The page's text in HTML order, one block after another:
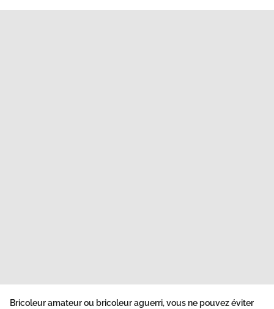
Bricoleur amateur ou bricoleur aguerri, vous ne pouvez éviter